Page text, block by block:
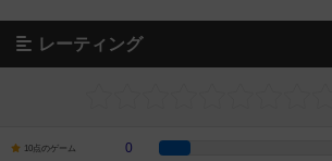
レーティング
10点のゲーム 0